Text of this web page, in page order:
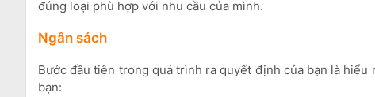
đúng loại phù hợp với nhu cầu của mình.
Ngân sách
Bước đầu tiên trong quá trình ra quyết định của bạn là
bạn: